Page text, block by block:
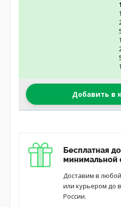
Добавить в
Бесплатная
минимальной
Доставим в
или курьером до
России.